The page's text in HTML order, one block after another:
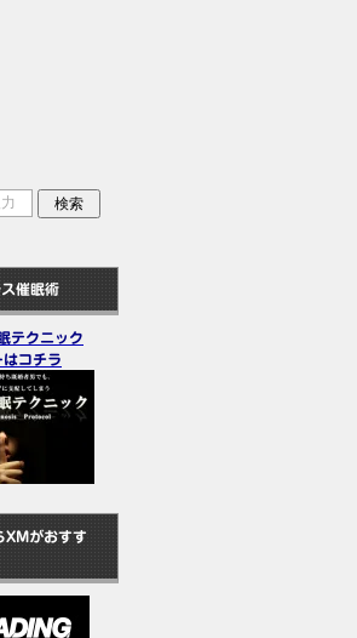
催眠術
テクニック
はコチラ
XMがおすす